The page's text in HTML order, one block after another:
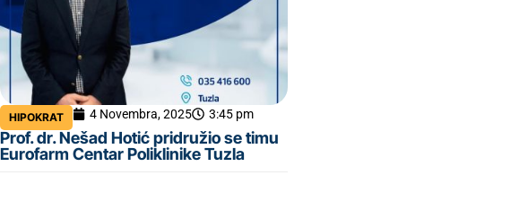
HIPOKRAT 4 Novembra, 2025 3:45 pm
Prof. dr. Nešad Hotić pridružio se timu
Eurofarm Centar Poliklinike Tuzla